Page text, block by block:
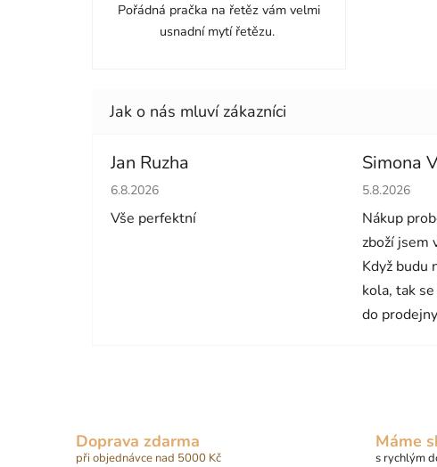
hvězdiček.
Pořádná pračka na řetěz vám velmi
usnadní mytí řetězu.
Jan Ruzha
Hodnocení obchodu je 5 z 5 hvězdiček.
6.8.2026
Vše perfektní
Simona
Hodnocení
5.8.2026
Nákup
zboží jsem
Když budu
kola, tak
do
Doprava zdarma
při objednávce nad 5000 Kč
Máme
s rychlým